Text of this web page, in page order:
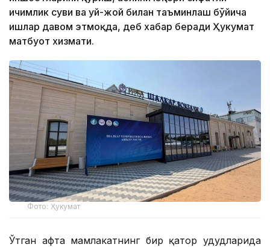
ичимлик суви ва уй-жой билан таъминлаш бўйича
ишлар давом этмоқда, деб хабар беради Ҳукумат
матбуот хизмати.
Фото: Ҳукумат
Ўтган ҳафта мамлакатнинг бир қатор ҳудудларида